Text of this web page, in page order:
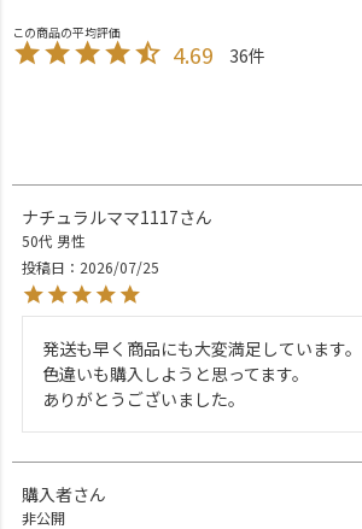
4.69 36
ナチュラルママ1117
50代 男性
投稿日
2026/07/25
発送も早く商品にも大変満足しています。
色違いも購入しようと思ってます。
ありがとうございました。
購入者
非公開